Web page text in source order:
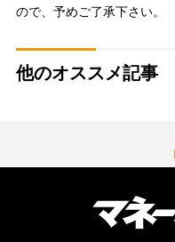
ので、予めご了承下さい。
他のオススメ記事